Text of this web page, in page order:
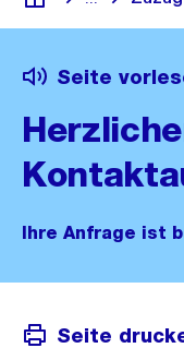
Deutsch
Seite
Ihre Anfrage ist
Seite